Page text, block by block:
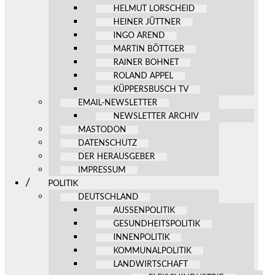
HELMUT LORSCHEID
HEINER JÜTTNER
INGO AREND
MARTIN BÖTTGER
RAINER BOHNET
ROLAND APPEL
KÜPPERSBUSCH TV
EMAIL-NEWSLETTER
NEWSLETTER ARCHIV
MASTODON
DATENSCHUTZ
DER HERAUSGEBER
IMPRESSUM
POLITIK
DEUTSCHLAND
AUSSENPOLITIK
GESUNDHEITSPOLITIK
INNENPOLITIK
KOMMUNALPOLITIK
LANDWIRTSCHAFT